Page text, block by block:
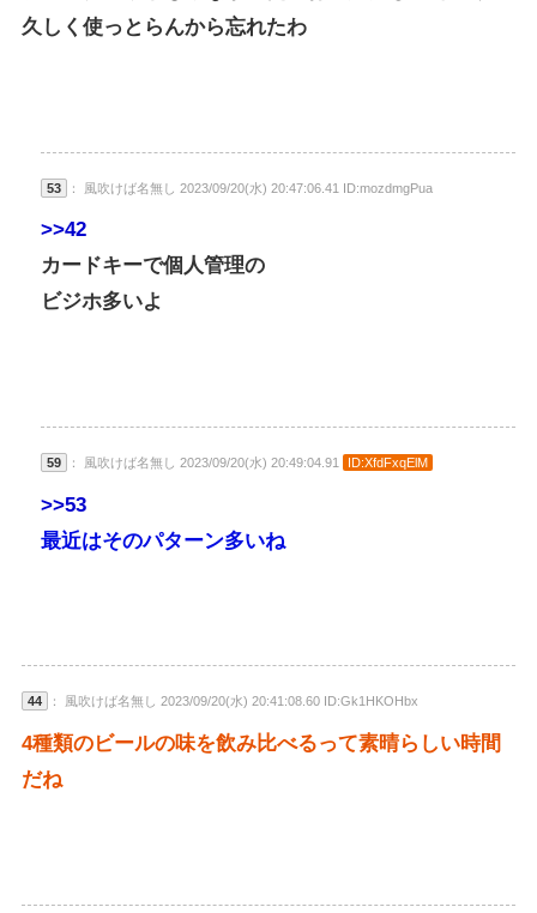
久しく使っとらんから忘れたわ
53 ： 風吹けば名無し 2023/09/20(水) 20:47:06.41 ID:mozdmgPua
>>42
カードキーで個人管理の
ビジホ多いよ
59 ： 風吹けば名無し 2023/09/20(水) 20:49:04.91 ID:XfdFxqElM
>>53
最近はそのパターン多いね
44 ： 風吹けば名無し 2023/09/20(水) 20:41:08.60 ID:Gk1HKOHbx
4種類のビールの味を飲み比べるって素晴らしい時間
だね